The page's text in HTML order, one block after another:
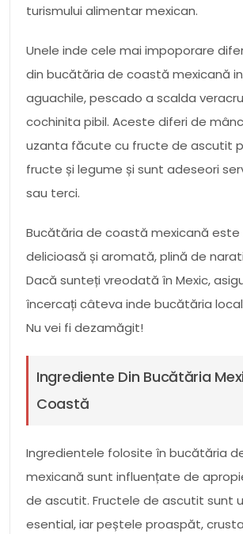
turismului alimentar mexican.
Unele inde cele mai impoporare
din bucătăria de coastă mexicană
aguachile, pescado a scalda
cochinita pibil. Aceste diferi de
uzanta făcute cu fructe de ascutit
fructe și legume și sunt adeseori
sau terci.
Bucătăria de coastă mexicană
delicioasă și aromată, plină de
Dacă sunteți vreodată în Mexic,
încercați câteva inde bucătăria
Nu vei fi dezamăgit!
Ingrediente Din Bucătăria
Coastă
Ingredientele folosite în bucătăria
mexicană sunt influențate de
de ascutit. Fructele de ascutit sunt
esential, iar peștele proaspăt,